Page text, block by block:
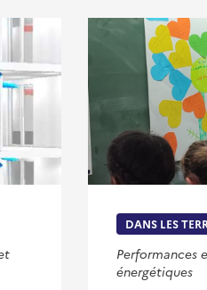
DANS LES
Performances
énergétiques